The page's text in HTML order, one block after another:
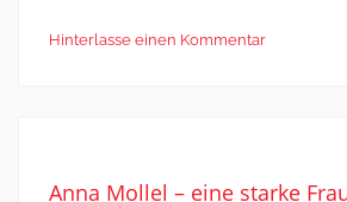
Hinterlasse einen Kommentar
Anna Mollel – eine starke